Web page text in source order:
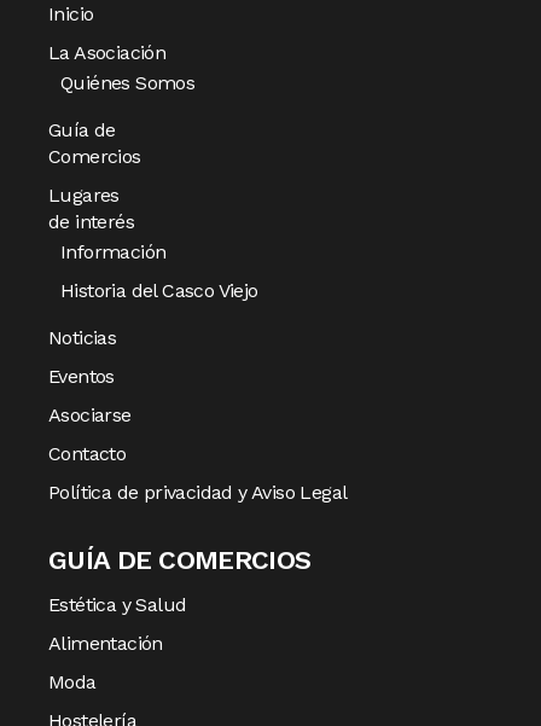
Inicio
La Asociación
Quiénes Somos
Guía de
Comercios
Lugares
de interés
Información
Historia del Casco Viejo
Noticias
Eventos
Asociarse
Contacto
Política de privacidad y Aviso Legal
GUÍA DE COMERCIOS
Estética y Salud
Alimentación
Moda
Hostelería